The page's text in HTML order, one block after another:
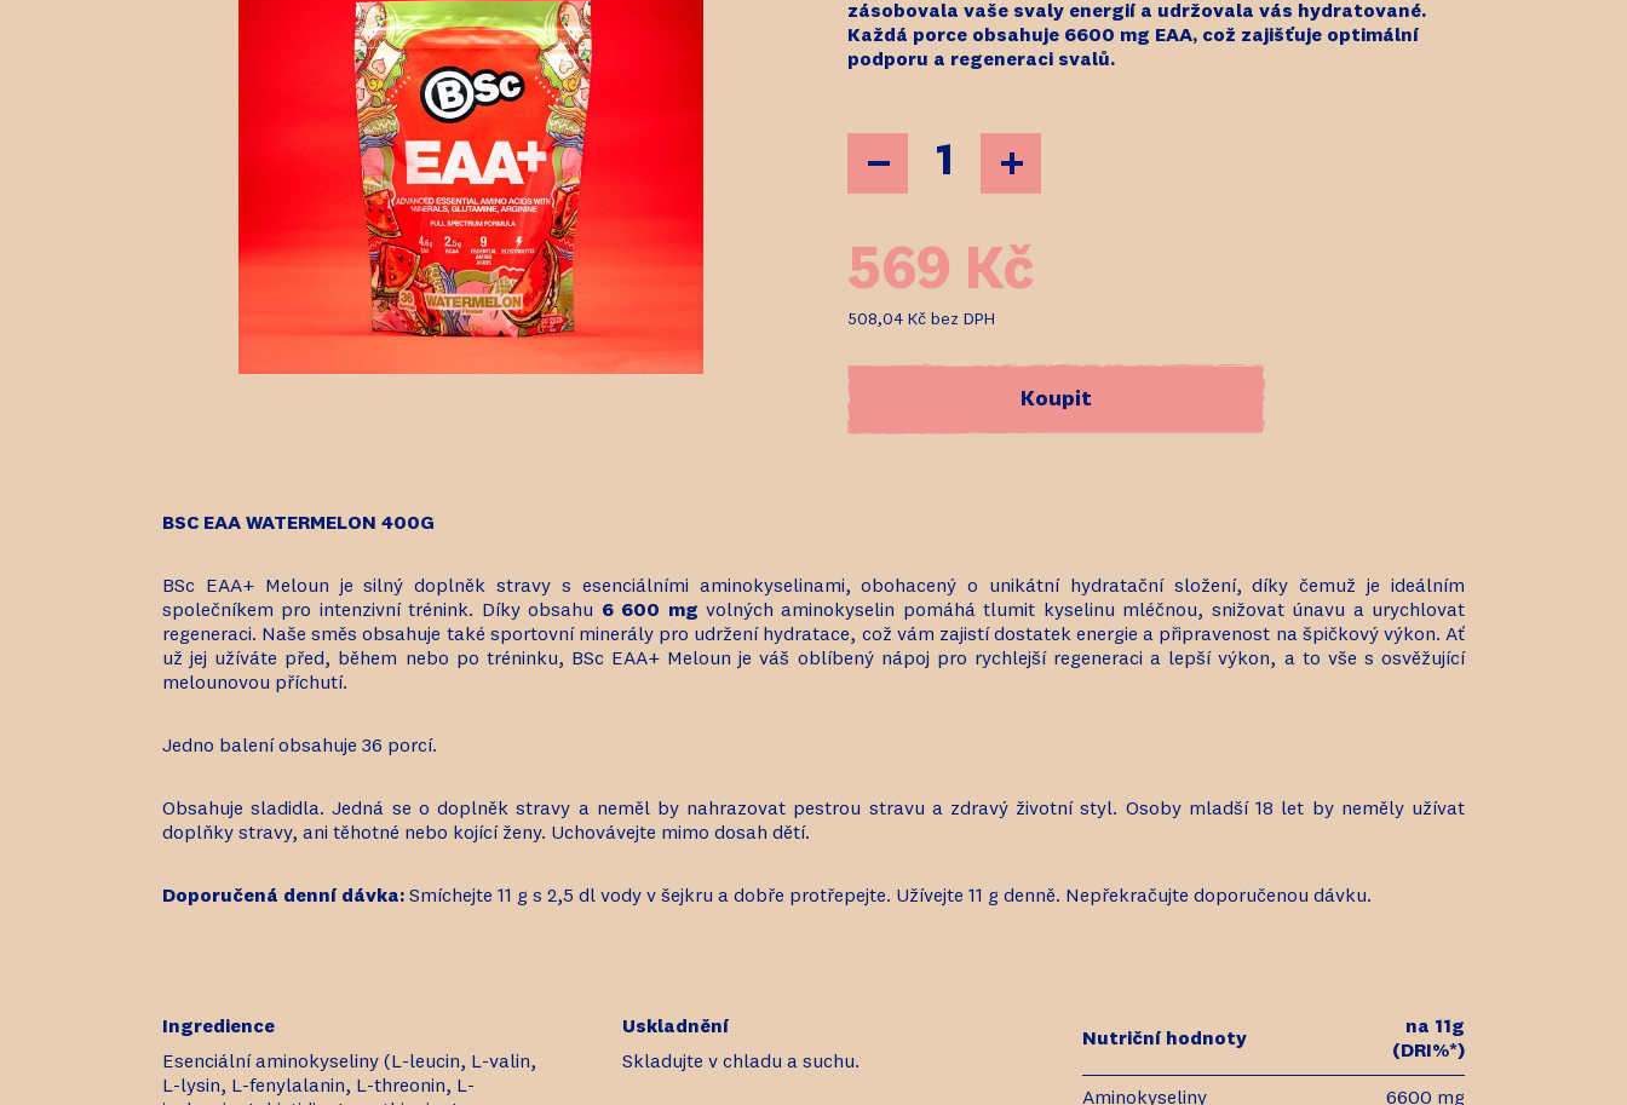
zásobovala vaše svaly energií a udržovala vás hydratované.
Každá porce obsahuje 6600 mg EAA, což zajišťuje optimální
podporu a regeneraci svalů.
569 Kč
508,04 Kč bez DPH
Koupit
BSC EAA WATERMELON 400G
BSc EAA+ Meloun je silný doplněk stravy s esenciálními aminokyselinami, obohacený o unikátní hydratační složení, díky čemuž je ideálním
společníkem pro intenzivní trénink. Díky obsahu 6 600 mg volných aminokyselin pomáhá tlumit kyselinu mléčnou, snižovat únavu a urychlovat
regeneraci. Naše směs obsahuje také sportovní minerály pro udržení hydratace, což vám zajistí dostatek energie a připravenost na špičkový výkon. Ať
už jej užíváte před, během nebo po tréninku, BSc EAA+ Meloun je váš oblíbený nápoj pro rychlejší regeneraci a lepší výkon, a to vše s osvěžující
melounovou příchutí.
Jedno balení obsahuje 36 porcí.
Obsahuje sladidla. Jedná se o doplněk stravy a neměl by nahrazovat pestrou stravu a zdravý životní styl. Osoby mladší 18 let by neměly užívat
doplňky stravy, ani těhotné nebo kojící ženy. Uchovávejte mimo dosah dětí.
Doporučená denní dávka: Smíchejte 11 g s 2,5 dl vody v šejkru a dobře protřepejte. Užívejte 11 g denně. Nepřekračujte doporučenou dávku.
Ingredience
Esenciální aminokyseliny (L-leucin, L-valin,
L-lysin, L-fenylalanin, L-threonin, L-
Uskladnění
Skladujte v chladu a suchu.
Nutriční hodnoty
na 11g
(DRI%*)
Aminokyseliny 6600 mg